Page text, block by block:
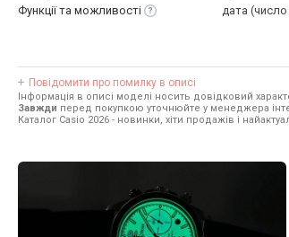
Функції та можливості дата (число
Повідомити про помилку в описі
Інформація в описі моделі носить довідковий
Завжди перед покупкою уточнюйте у менеджера
Каталог Casio 2026 - новинки, хіти продажів і